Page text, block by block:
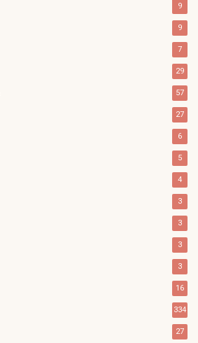
9
9
7
29
57
27
6
5
4
3
3
3
3
16
334
27